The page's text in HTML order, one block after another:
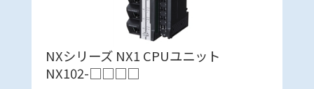
NXシリーズ NX1 CPUユニット
NX102-□□□□